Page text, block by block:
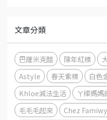
文章分類
巴薩米克醋 陳年紅標
Astyle
春天紫標 白色
Khloe減法生活
ㄚ樺媽媽
毛毛毛起來
Chez